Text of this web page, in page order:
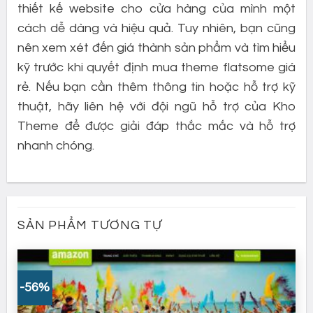
thiết kế website cho cửa hàng của mình một
cách dễ dàng và hiệu quả. Tuy nhiên, bạn cũng
nên xem xét đến giá thành sản phẩm và tìm hiểu
kỹ trước khi quyết định mua theme flatsome giá
rẻ. Nếu bạn cần thêm thông tin hoặc hỗ trợ kỹ
thuật, hãy liên hệ với đội ngũ hỗ trợ của Kho
Theme để được giải đáp thắc mắc và hỗ trợ
nhanh chóng.
SẢN PHẨM TƯƠNG TỰ
-56%